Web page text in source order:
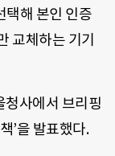
택해 본인 인증
교체하는 기기
청사에서 브리핑
’을 발표했다.